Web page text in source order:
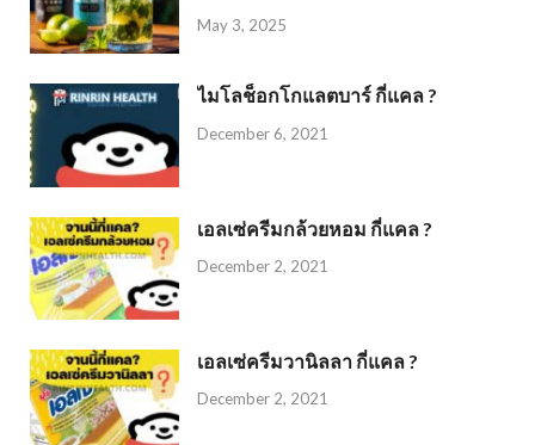
May 3, 2025
ไมโลช็อกโกแลตบาร์ กี่แคล ?
December 6, 2021
เอลเซ่ครีมกล้วยหอม กี่แคล ?
December 2, 2021
เอลเซ่ครีมวานิลลา กี่แคล ?
December 2, 2021